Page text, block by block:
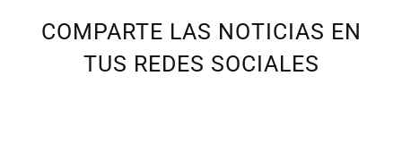
COMPARTE LAS NOTICIAS EN
TUS REDES SOCIALES